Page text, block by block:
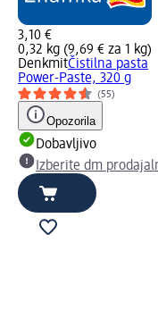
3,10 €
0,32 kg (9,69 € za 1 kg)
DenkmitČistilna pasta
Power-Paste, 320 g
(55)
Opozorila
Dobavljivo
Izberite dm